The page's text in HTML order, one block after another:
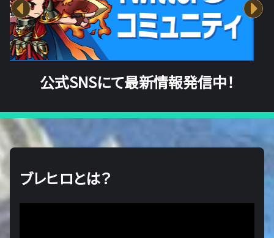
公式SNSにて最新情報発信中！
ブレヒロとは？